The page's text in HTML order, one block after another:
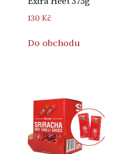
130 Kč
Do obchodu